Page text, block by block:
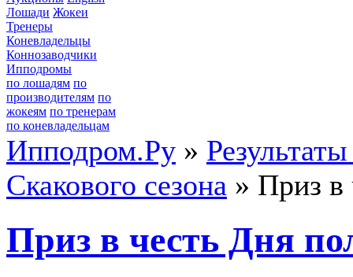
Лошади Жокеи
Тренеры
Коневладельцы
Коннозаводчики
Ипподромы
по лошадям по
производителям по
жокеям по тренерам
по коневладельцам
Ипподром.Ру »
Скакового сезона » Приз в
Приз в честь Дня